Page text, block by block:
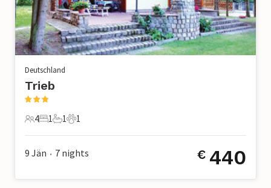
Deutschland
Trieb
4 Gäste
4
1 Schlafzimmer
1
1 Badezimmer
1
1 Haustier
1
9 Jän • 7 nights € 440